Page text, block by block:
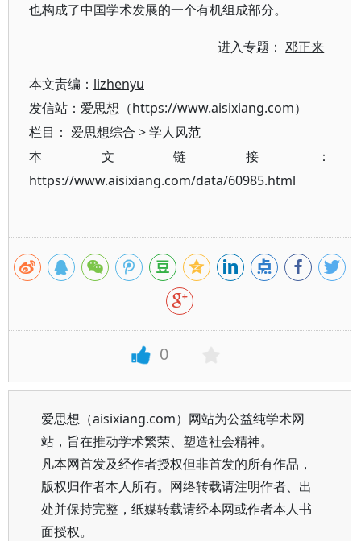
也构成了中国学术发展的一个有机组成部分。
进入专题：邓正来
本文责编： lizhenyu
发信站：爱思想（https://www.aisixiang.com）
栏目： 爱思想综合 >学人风范
本文链接：
https://www.aisixiang.com/data/60985.html
0
爱思想（aisixiang.com）网站为公益纯学术网
站，旨在推动学术繁荣、塑造社会精神。
凡本网首发及经作者授权但非首发的所有作品，
版权归作者本人所有。网络转载请注明作者、出
处并保持完整，纸媒转载请经本网或作者本人书
面授权。